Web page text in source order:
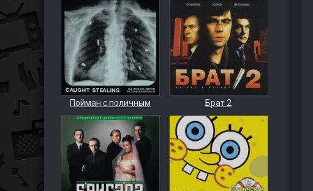
Пойман с поличным Брат 2